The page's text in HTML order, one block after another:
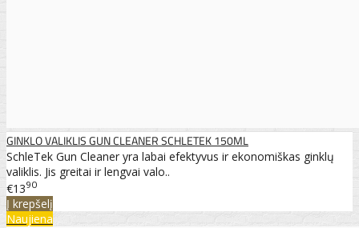
GINKLO VALIKLIS GUN CLEANER SCHLETEK 150ML
SchleTek Gun Cleaner yra labai efektyvus ir ekonomiškas ginklų
valiklis. Jis greitai ir lengvai valo..
€1390
Į krepšelį
Naujiena